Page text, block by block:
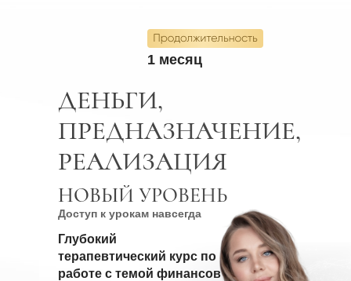
НОВЫЙ УРОВЕНЬ
Глубокий
терапевтический курс по
работе с темой финансов
ДЕНЬГИ,
ПРЕДНАЗНАЧЕНИЕ,
РЕАЛИЗАЦИЯ
1 месяц
Доступ к урокам навсегда